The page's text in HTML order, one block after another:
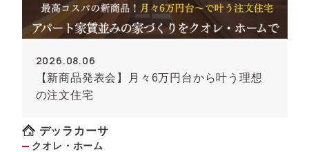
2026.08.06
【新商品発表会】月々6万円台から叶う理想
の注文住宅
デッラカーサ
クオレ・ホーム